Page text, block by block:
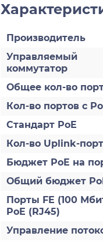
Производитель
Управляемый
коммутатор
Общее кол-во
Кол-во портов с
Стандарт PoE
Кол-во Uplink-
Бюджет PoE на
Общий бюджет
Порты FE (100
PoE (RJ45)
Управление